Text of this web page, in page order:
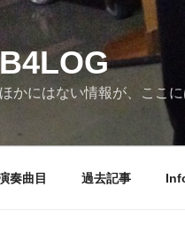
B4LOG
ほかにはない情報が、ここ
奏曲目 過去記事